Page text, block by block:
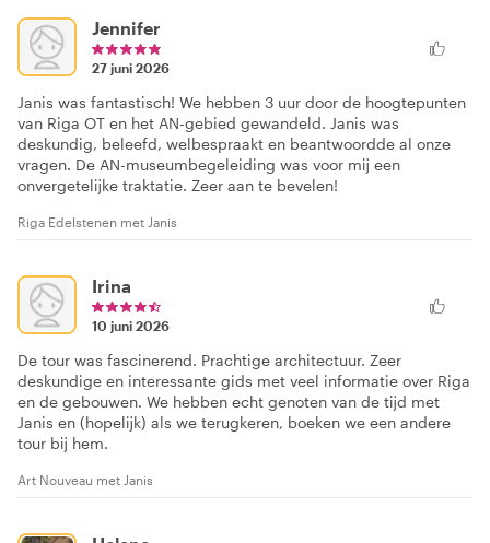
Jennifer
27 juni 2026
Janis was fantastisch! We hebben 3 uur door de hoogtepunten
van Riga OT en het AN-gebied gewandeld. Janis was
deskundig, beleefd, welbespraakt en beantwoordde al onze
vragen. De AN-museumbegeleiding was voor mij een
onvergetelijke traktatie. Zeer aan te bevelen!
Riga Edelstenen met Janis
Irina
10 juni 2026
De tour was fascinerend. Prachtige architectuur. Zeer
deskundige en interessante gids met veel informatie over Riga
en de gebouwen. We hebben echt genoten van de tijd met
Janis en (hopelijk) als we terugkeren, boeken we een andere
tour bij hem.
Art Nouveau met Janis